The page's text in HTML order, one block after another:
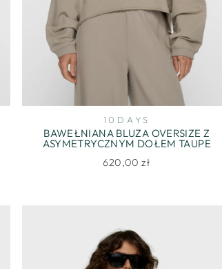
10DAYS
BAWEŁNIANA BLUZA OVERSIZE Z
ASYMETRYCZNYM DOŁEM TAUPE
620,00 zł